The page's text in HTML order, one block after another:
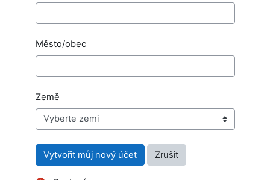
Město/obec
Země